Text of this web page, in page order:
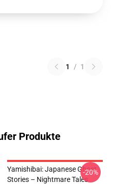
1 / 1
Produkte
Yamishibai: Japanese Ghost
Stories – Nightmare Tales
-20%